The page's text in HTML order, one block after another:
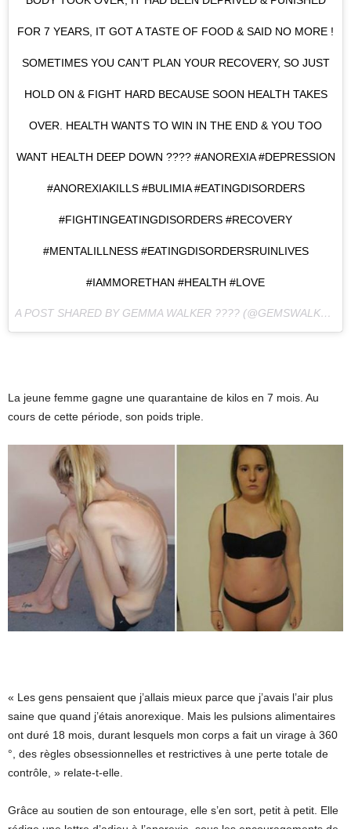
FOR 7 YEARS, IT GOT A TASTE OF FOOD & SAID NO MORE !
SOMETIMES YOU CAN’T PLAN YOUR RECOVERY, SO JUST
HOLD ON & FIGHT HARD BECAUSE SOON HEALTH TAKES
OVER. HEALTH WANTS TO WIN IN THE END & YOU TOO
WANT HEALTH DEEP DOWN ???? #ANOREXIA #DEPRESSION
#ANOREXIAKILLS #BULIMIA #EATINGDISORDERS
#FIGHTINGEATINGDISORDERS #RECOVERY
#MENTALILLNESS #EATINGDISORDERSRUINLIVES
#IAMMORETHAN #HEALTH #LOVE
A POST SHARED BY GEMMA WALKER ???? (@GEMSWALKER) ON
La jeune femme gagne une quarantaine de kilos en 7 mois. Au
cours de cette période, son poids triple.
« Les gens pensaient que j’allais mieux parce que j’avais l’air plus
saine que quand j’étais anorexique. Mais les pulsions alimentaires
ont duré 18 mois, durant lesquels mon corps a fait un virage à 360
°, des règles obsessionnelles et restrictives à une perte totale de
contrôle, » relate-t-elle.
Grâce au soutien de son entourage, elle s’en sort, petit à petit. Elle